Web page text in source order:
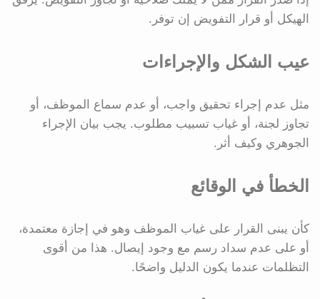
الهيكل أو قرار التفويض إن توفر.
عيب الشكل والإجراءات
مثل عدم إجراء تحقيق واجب، أو عدم سماع الموظف، أو
تجاوز لجنة، أو غياب تسبيب مطلوب. يجب بيان الإجراء
الجوهري وكيف أثر.
الخطأ في الوقائع
كأن يبنى القرار على غياب الموظف وهو في إجازة معتمدة،
أو على عدم سداد رسم مع وجود إيصال. هذا من أقوى
التظلمات عندما يكون الدليل واضحًا.